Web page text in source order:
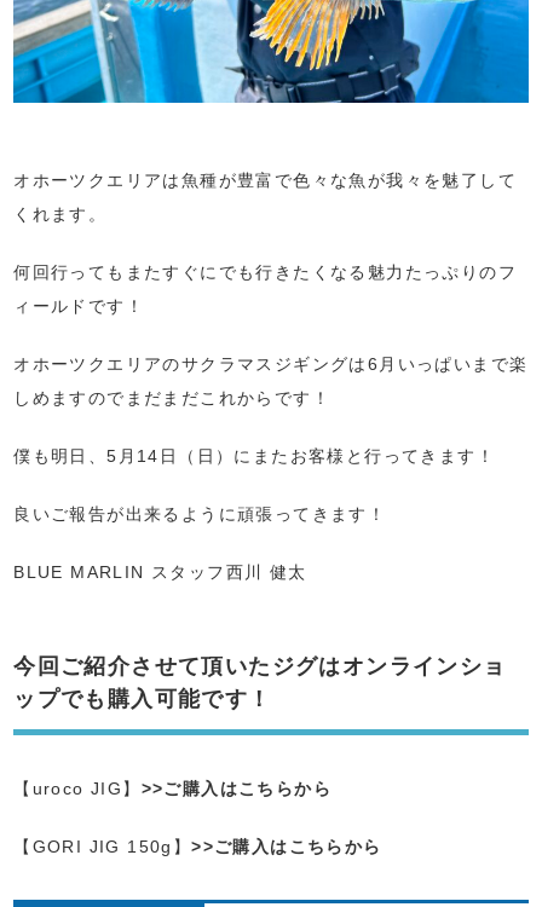
オホーツクエリアは魚種が豊富で色々な魚が我々を魅了して
くれます。
何回行ってもまたすぐにでも行きたくなる魅力たっぷりのフ
ィールドです！
オホーツクエリアのサクラマスジギングは6月いっぱいまで楽
しめますのでまだまだこれからです！
僕も明日、5月14日（日）にまたお客様と行ってきます！
良いご報告が出来るように頑張ってきます！
BLUE MARLIN スタッフ西川 健太
今回ご紹介させて頂いたジグはオンラインショ
ップでも購入可能です！
【uroco JIG】 >>ご購入はこちらから
【GORI JIG 150g】>>ご購入はこちらから